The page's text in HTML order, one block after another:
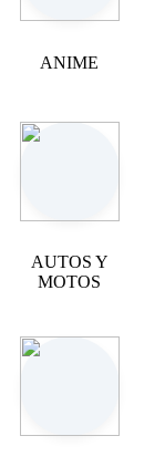
ANIME
AUTOS Y
MOTOS